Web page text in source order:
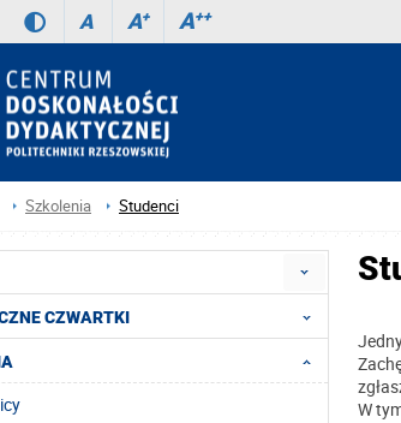
A A+ A++
Szkolenia Studenci
CZWARTKI
W